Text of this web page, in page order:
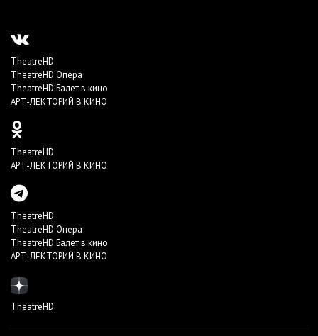
TheatreHD
TheatreHD Опера
TheatreHD Балет в кино
АРТ-ЛЕКТОРИЙ В КИНО
TheatreHD
АРТ-ЛЕКТОРИЙ В КИНО
TheatreHD
TheatreHD Опера
TheatreHD Балет в кино
АРТ-ЛЕКТОРИЙ В КИНО
TheatreHD